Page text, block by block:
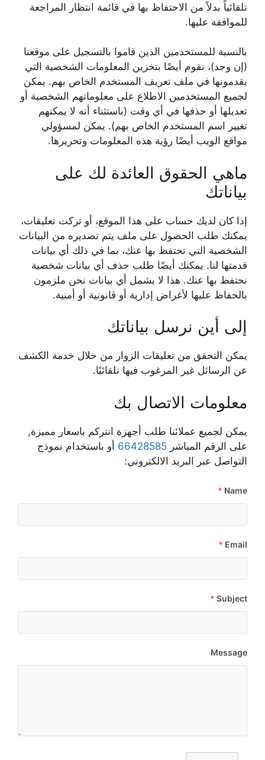
تلقائياً بدلاً من الاحتفاظ بها في قائمة انتظار المراجعة
للموافقة عليها.
بالنسبة للمستخدمين الذين قاموا بالتسجيل على موقعنا
(إن وجد)، نقوم أيضًا بتخزين المعلومات الشخصية التي
يقدمونها في ملف تعريف المستخدم الخاص بهم. يمكن
لجميع المستخدمين الاطلاع على معلوماتهم الشخصية أو
تعديلها أو حذفها في أي وقت (باستثناء أنه لا يمكنهم
تغيير اسم المستخدم الخاص بهم). يمكن لمسؤولي
مواقع الويب أيضًا رؤية هذه المعلومات وتحريرها.
ماهي الحقوق العائدة لك على
بياناتك
إذا كان لديك حساب على هذا الموقع، أو تركت تعليقات،
يمكنك طلب الحصول على ملف يتم تصديره من البيانات
الشخصية التي نحتفظ بها عنك، بما في ذلك أي بيانات
قدمتها لنا. يمكنك أيضًا طلب حذف أي بيانات شخصية
نحتفظ بها عنك. هذا لا يشمل أي بيانات نحن ملزمون
بالحفاظ عليها لأغراض إدارية أو قانونية أو أمنية.
إلى أين نرسل بياناتك
يمكن التحقق من تعليقات الزوار من خلال خدمة الكشف
عن الرسائل غير المرغوب فيها تلقائيًا.
معلومات الاتصال بك
يمكن لجميع عملائنا طلب أجهزة انتركم باسعار مميزة,
على الرقم المباشر 66428585 أو باستخدام نموذج
التواصل عبر البريد الالكتروني:
Name
*
Email
*
Subject
*
Message